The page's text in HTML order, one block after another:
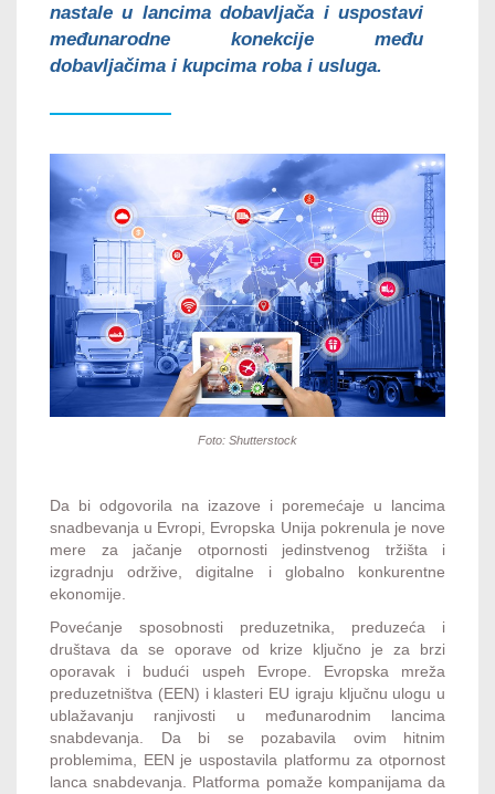
nastale u lancima dobavljača i uspostavi
međunarodne konekcije među
dobavljačima i kupcima roba i usluga.
Foto: Shutterstock
Da bi odgovorila na izazove i poremećaje u lancima
snadbevanja u Evropi, Evropska Unija pokrenula je nove
mere za jačanje otpornosti jedinstvenog tržišta i
izgradnju održive, digitalne i globalno konkurentne
ekonomije.
Povećanje sposobnosti preduzetnika, preduzeća i
društava da se oporave od krize ključno je za brzi
oporavak i budući uspeh Evrope. Evropska mreža
preduzetništva (EEN) i klasteri EU igraju ključnu ulogu u
ublažavanju ranjivosti u međunarodnim lancima
snabdevanja. Da bi se pozabavila ovim hitnim
problemima, EEN je uspostavila platformu za otpornost
lanca snabdevanja. Platforma pomaže kompanijama da